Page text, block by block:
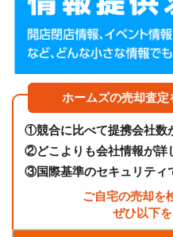
ホームズの売却査
①競合に比べて提携会社数
②どこよりも会社情報が詳
③国際基準のセキュリティ
ご自宅の売却を
ぜひ以下